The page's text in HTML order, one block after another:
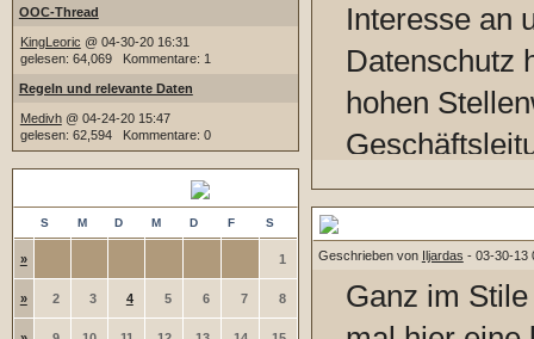
OOC-Thread
KingLeoric @ 04-30-20 16:31
gelesen: 64,069 Kommentare: 1
Regeln und relevante Daten
Medivh@ 04-24-20 15:47
gelesen: 62,594 Kommentare: 0
S M D M D F S
» 1
» 2 3 4 5 6 7 8
Ursprung
aktuell auf
Version und
versucht - ist
zahle aktuell
Pauschale
mache ich
Aktivität ist.
Interesse an
Datenschutz
hohen
Eine
jede Angabe
Daten
Geschrieben von Iljardas - 03-30-13
Ganz im